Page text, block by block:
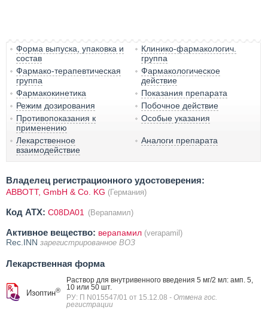
Форма выпуска, упаковка и
состав
Клинико-фармакологич.
группа
Фармако-терапевтическая
группа
Фармакологическое
действие
Фармакокинетика
Показания препарата
Режим дозирования
Побочное действие
Противопоказания к
применению
Особые указания
Лекарственное
взаимодействие
Аналоги препарата
Владелец регистрационного удостоверения:
ABBOTT, GmbH & Co. KG (Германия)
Код ATX: C08DA01 (Верапамил)
Активное вещество: верапамил (verapamil)
Rec.INN зарегистрированное ВОЗ
Лекарственная форма
Изоптин®
Раствор для внутривенного введения 5 мг/2 мл: амп. 5,
10 или 50 шт.
РУ: П N015547/01 от 15.12.08 - Отмена гос.
регистрации